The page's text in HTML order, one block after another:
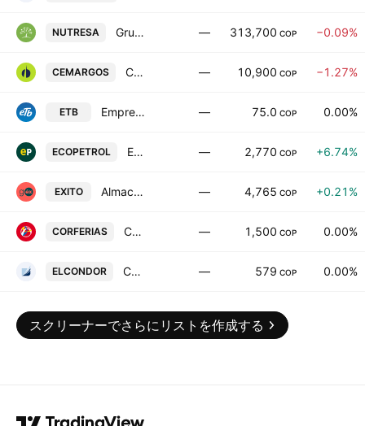
NUTRESA Grupo Nutresa S.A. — 313,700 COP −0.09%
CEMARGOS Cementos Argos SA — 10,900 COP −1.27%
ETB Empresa de Telecomunicaciones de Bogota SA ESP — 75.0 COP 0.00%
ECOPETROL Ecopetrol SA — 2,770 COP +6.74%
EXITO Almacenes Exito SA — 4,765 COP +0.21%
CORFERIAS Corporacion de Ferias y Exposiciones SA — 1,500 COP 0.00%
ELCONDOR Construcciones el Condor SA — 579 COP 0.00%
スクリーナーでさらにリストを作成する